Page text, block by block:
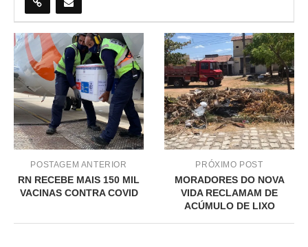
POSTAGEM ANTERIOR
RN RECEBE MAIS 150 MIL
VACINAS CONTRA COVID
PRÓXIMO POST
MORADORES DO NOVA
VIDA RECLAMAM DE
ACÚMULO DE LIXO